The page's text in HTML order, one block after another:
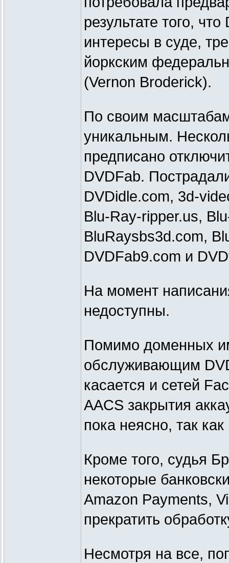
результате того,
интересы в суде,
йоркским
(Vernon Broderick).
По своим
уникальным.
предписано
DVDFab.
DVDidle.com, 3d-
Blu-Ray-ripper.us,
BluRaysbs3d.com,
DVDFab9.com и
На момент
недоступны.
Помимо доменных
обслуживающим
касается и сетей
AACS закрытия
пока неясно, так
Кроме того, судья
некоторые
Amazon Payments,
прекратить
Несмотря на все,